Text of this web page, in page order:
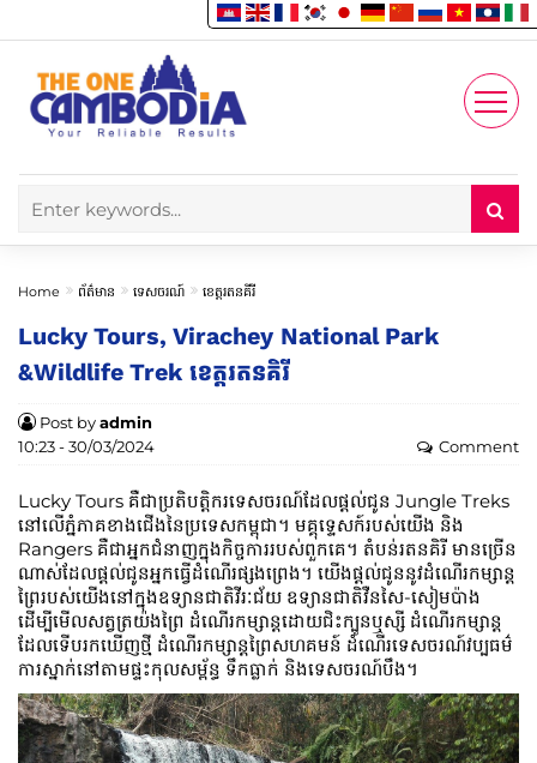
Account
Enjoy
Home ព័ត៌មាន ទេសចរណ៍ ខេត្តរតនគីរី
Lucky Tours, Virachey National Park
&Wildlife Trek ខេត្តរតនគិរី
Post byadmin
10:23 - 30/03/2024
Comment
Lucky Tours គឺជាប្រតិបត្តិករទេសចរណ៍ដែលផ្តល់ជូន Jungle Treks
នៅលើភ្នំភាគខាងជើងនៃប្រទេសកម្ពុជា។ មគ្គុទ្ទេសក៍របស់យើង និង
Rangers គឺជាអ្នកជំនាញក្នុងកិច្ចការរបស់ពួកគេ។ តំបន់រតនគិរី មានច្រើន
ណាស់ដែលផ្តល់ជូនអ្នកធ្វើដំណើរផ្សងព្រេង។ យើងផ្តល់ជូននូវដំណើរកម្សាន្ត
ព្រៃរបស់យើងនៅក្នុងឧទ្យានជាតិវីរៈជ័យ ឧទ្យានជាតិវឺនសៃ-សៀមប៉ាង
ដើម្បីមើលសត្វត្រយ៉ងព្រៃ ដំណើរកម្សាន្តដោយជិះក្បូនឬស្សី ដំណើរកម្សាន្ត
ដែលទើបរកឃើញថ្មី ដំណើរកម្សាន្តព្រៃសហគមន៍ ដំណើរទេសចរណ៍វប្បធម៌
ការស្នាក់នៅតាមផ្ទះកុលសម្ព័ន្ធ ទឹកធ្លាក់ និងទេសចរណ៍បឹង។